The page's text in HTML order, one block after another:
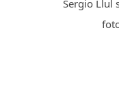
Sergio Llul